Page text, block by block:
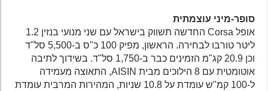
סופר-מיני עוצמתית
אופל Corsa החדשה תשווק בישראל עם שני מנועי בנזין 1.2
ליטר טורבו לבחירה. הראשון, מפיק 100 כ"ס ב-5,500 סל"ד
וכן 20.9 קג"מ הזמינים כבר ב-1,750 סל"ד. בשידוך לתיבה
אוטומטית עם 8 הילוכים מבית AISIN, התאוצה מעמידה
ל-100 קמ"ש עומדת על 10.8 שניות, המהירות המרבית עומדת